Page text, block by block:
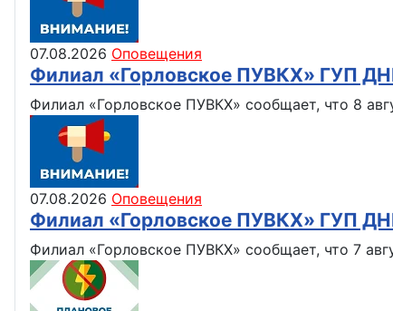
07.08.2026 Оповещения
Филиал «Горловское ПУВКХ» ГУП
Филиал «Горловское ПУВКХ» сообщает, что 8
07.08.2026 Оповещения
Филиал «Горловское ПУВКХ» ГУП
Филиал «Горловское ПУВКХ» сообщает, что 7